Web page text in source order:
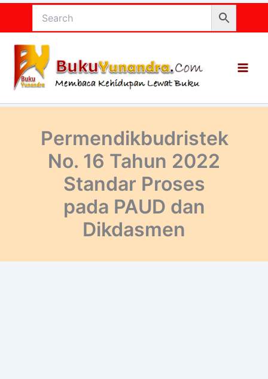
konten
Permendikbudristek
No. 16 Tahun 2022
Standar Proses
pada PAUD dan
Dikdasmen